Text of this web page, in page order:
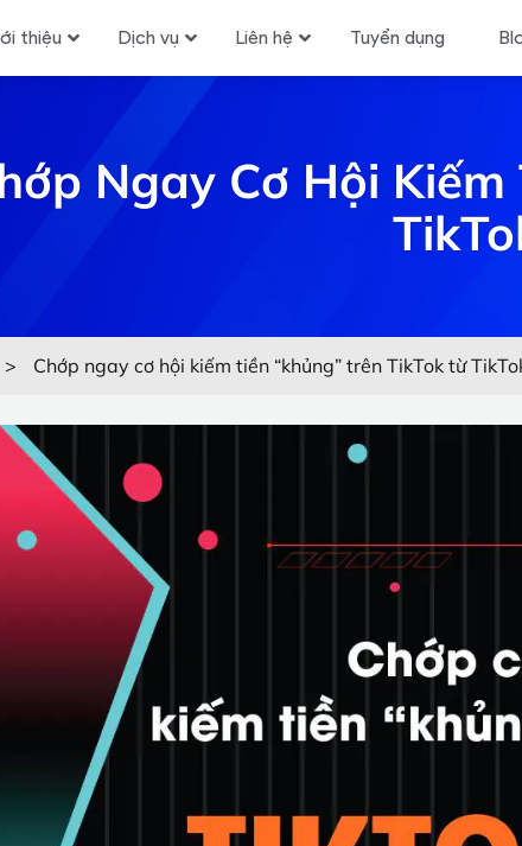
thiệu Dịch vụ Liên hệ Tuyển dụng
Ngay Cơ Hội
> Chớp ngay cơ hội kiếm tiền “khủng” trên TikTok từ